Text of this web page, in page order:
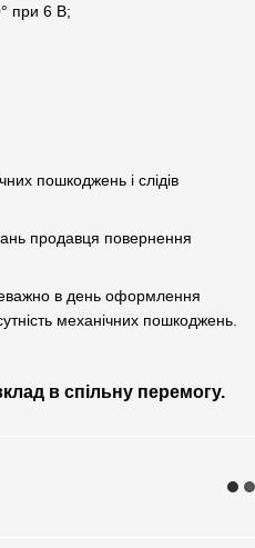
при 6 В;
пошкоджень і слідів
продавця повернення
в день оформлення
механічних пошкоджень.
в спільну перемогу.